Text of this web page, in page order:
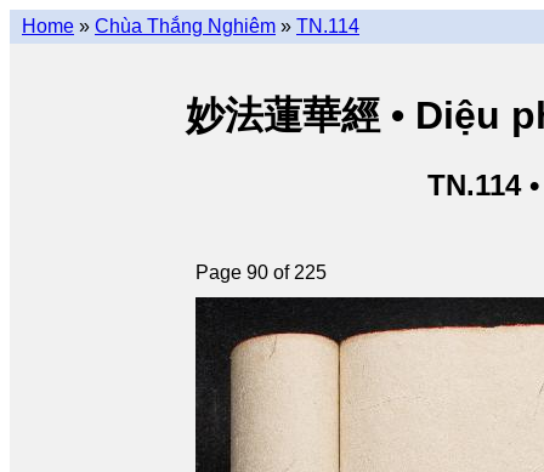
Home » Chùa Thắng Nghiêm » TN.114
妙法蓮華經 • Diệu
TN.114
Page 90 of 225